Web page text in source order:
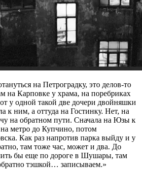
на Петроградку, это делов-то
на Карповке у храма, на поребриках
у одной такой две дочери двойняшки
к ним, а оттуда на Гостинку. Нет, на
на обратном пути. Сначала на Юзы к
метро до Купчино, потом
Как раз напротив парка выйду и у
там тоже час, может и два. До
бы еще по дороге в Шушары, там
тэшкой… записываем.»